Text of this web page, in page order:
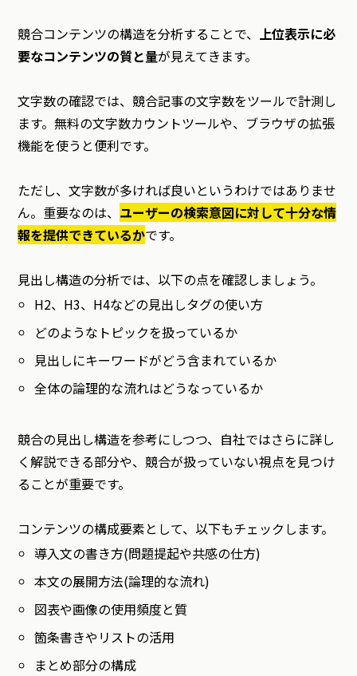
競合コンテンツの構造を分析することで、
上位表示に必
要なコンテンツの質と量が見えてきます。
文字数の確認では、競合記事の文字数をツールで計測し
ます。無料の文字数カウントツールや、ブラウザの拡張
機能を使うと便利です。
ただし、文字数が多ければ良いというわけではありませ
ん。重要なのは、 ユーザーの検索意図に対して十分な情
報を提供できているかです。
見出し構造の分析では、以下の点を確認しましょう。
H2、H3、H4などの見出しタグの使い方
どのようなトピックを扱っているか
見出しにキーワードがどう含まれているか
全体の論理的な流れはどうなっているか
競合の見出し構造を参考にしつつ、自社ではさらに詳し
く解説できる部分や、競合が扱っていない視点を見つけ
ることが重要です。
コンテンツの構成要素として、以下もチェックします。
導入文の書き方(問題提起や共感の仕方)
本文の展開方法(論理的な流れ)
図表や画像の使用頻度と質
箇条書きやリストの活用
まとめ部分の構成